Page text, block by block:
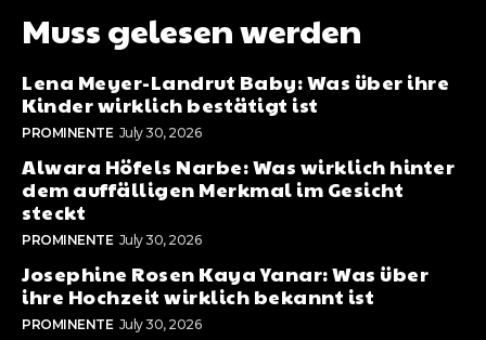
Muss gelesen werden
Lena Meyer-Landrut Baby: Was über ihre
Kinder wirklich bestätigt ist
PROMINENTE July 30, 2026
Alwara Höfels Narbe: Was wirklich hinter
dem auffälligen Merkmal im Gesicht
steckt
PROMINENTE July 30, 2026
Josephine Rosen Kaya Yanar: Was über
ihre Hochzeit wirklich bekannt ist
PROMINENTE July 30, 2026